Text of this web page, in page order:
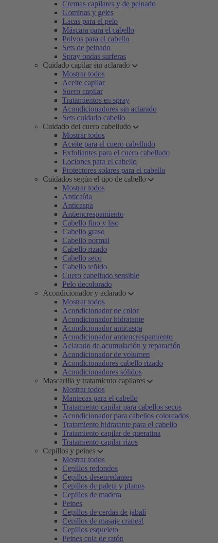
Cremas capilares y de peinado
Gominas y geles
Lacas para el pelo
Máscara para el cabello
Polvos para el cabello
Sets de peinado
Spray ondas surferas
Cuidado capilar sin aclarado
Mostrar todos
Aceite capilar
Suero capilar
Tratamientos en spray
Acondicionadores sin aclarado
Sets cuidado cabello
Cuidado del cuero cabelludo
Mostrar todos
Aceite para el cuero cabelludo
Exfoliantes para el cuero cabelludo
Lociones para el cabello
Protectores solares para el cabello
Cuidados según el tipo de cabello
Mostrar todos
Anticaída
Anticaspa
Antiencrespamiento
Cabello fino y liso
Cabello graso
Cabello normal
Cabello rizado
Cabello seco
Cabello teñido
Cuero cabelludo sensible
Pelo decolorado
Acondicionador y aclarado
Mostrar todos
Acondicionador de color
Acondicionador hidratante
Acondicionador anticaspa
Acondicionador antiencrespamiento
Aclarado de acumulación y reparación
Acondicionador de volumen
Acondicionadores cabello rizado
Acondicionadores sólidos
Mascarilla y tratamiento capilares
Mostrar todos
Mantecas para el cabello
Tratamiento capilar para cabellos secos
Acondicionador para cabellos coloreados
Tratamiento hidratante para el cabello
Tratamiento capilar de queratina
Tratamiento capilar rizos
Cepillos y peines
Mostrar todos
Cepillos redondos
Cepillos desenredantes
Cepillos de paleta y planos
Cepillos de madera
Peines
Cepillos de cerdas de jabalí
Cepillos de masaje craneal
Cepillos esqueleto
Peines cola de ratón